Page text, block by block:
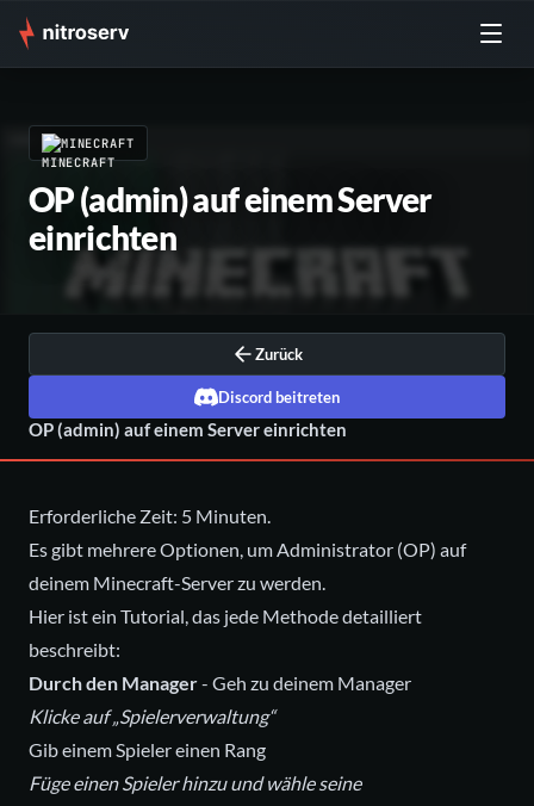
MINECRAFT
OP (admin) auf einem Server
einrichten
Zurück
OP (admin) auf einem Server einrichten
Discord beitreten
Erforderliche Zeit: 5 Minuten.
Es gibt mehrere Optionen, um Administrator (OP) auf
deinem Minecraft-Server zu werden.
Hier ist ein Tutorial, das jede Methode detailliert
beschreibt:
Durch den Manager- Geh zu deinem Manager
Klicke auf „Spielerverwaltung“
Gib einem Spieler einen Rang
Füge einen Spieler hinzu und wähle seine